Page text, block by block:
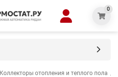
0
Коллекторы отопления и теплого пола /